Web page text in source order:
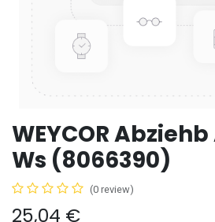
WEYCOR
Ws (8066390)
(0 review)
25,04 €